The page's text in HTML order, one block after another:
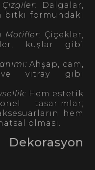
Dalgalar,
bitki formundaki
Motifler: Çiçekler,
kuşlar gibi
Ahşap, cam,
vitray gibi
Hem estetik
tasarımlar;
hem
olması.